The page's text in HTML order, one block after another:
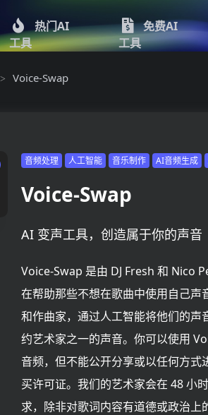
热门AI
工具
免费AI
工具
> Voice-Swap
音频处理 人工智能 音乐制作 AI音频生成
Voice-Swap
AI 变声工具，创造属于你的声音
Voice-Swap 是由 DJ Fresh 和 Nico
在帮助那些不想在歌曲中使用自己声
和作曲家，通过人工智能将他们的声
约艺术家之一的声音。你可以使用
音频，但不能公开分享或以任何方式
买许可证。我们的艺术家会在 48 小
求，除非对歌词内容有道德或政治上